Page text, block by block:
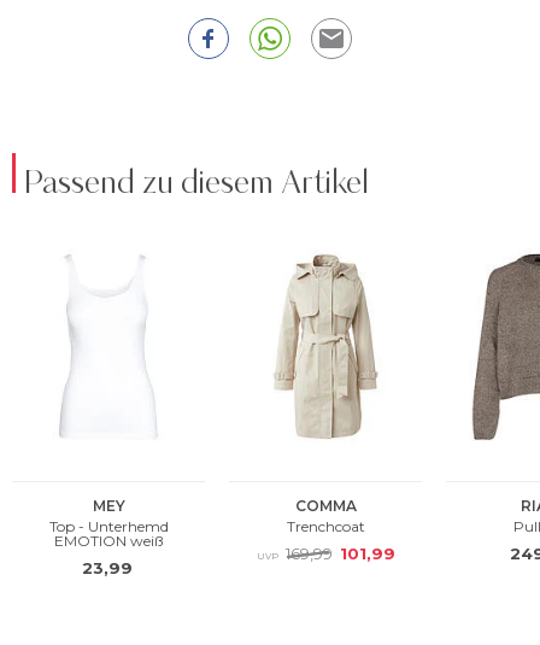
Passend zu diesem Artikel